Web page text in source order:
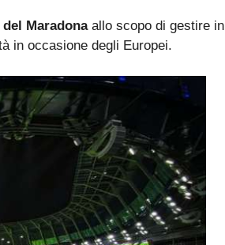
Maradona allo scopo di gestire in
in occasione degli Europei.